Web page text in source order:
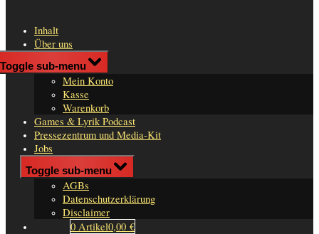
Inhalt
Über uns
Shop
Toggle sub-menu
Mein Konto
Kasse
Warenkorb
Games & Lyrik Podcast
Pressezentrum und Media-Kit
Jobs
Impressum
Toggle sub-menu
AGBs
Datenschutzerklärung
Disclaimer
0 Artikel0,00 €